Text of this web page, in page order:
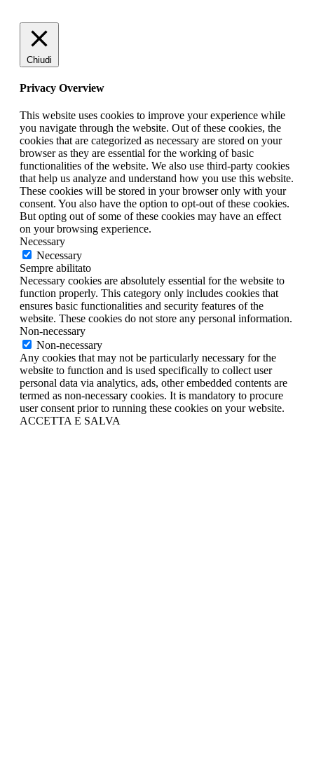
Chiudi
Privacy Overview
This website uses cookies to improve your experience while
you navigate through the website. Out of these cookies, the
cookies that are categorized as necessary are stored on your
browser as they are essential for the working of basic
functionalities of the website. We also use third-party cookies
that help us analyze and understand how you use this website.
These cookies will be stored in your browser only with your
consent. You also have the option to opt-out of these cookies.
But opting out of some of these cookies may have an effect
on your browsing experience.
Necessary
Necessary
Sempre abilitato
Necessary cookies are absolutely essential for the website to
function properly. This category only includes cookies that
ensures basic functionalities and security features of the
website. These cookies do not store any personal information.
Non-necessary
Non-necessary
Any cookies that may not be particularly necessary for the
website to function and is used specifically to collect user
personal data via analytics, ads, other embedded contents are
termed as non-necessary cookies. It is mandatory to procure
user consent prior to running these cookies on your website.
ACCETTA E SALVA